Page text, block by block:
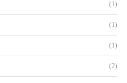
(1)
(1)
(1)
(2)